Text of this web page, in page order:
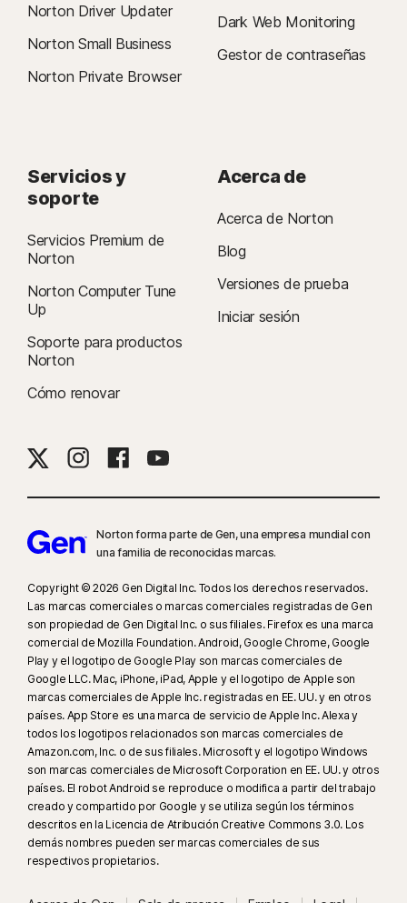
Norton Driver Updater
Norton Small Business
Norton Private Browser
Dark Web Monitoring
Gestor de contraseñas
Servicios y
soporte
Servicios Premium de
Norton
Norton Computer Tune
Up
Soporte para productos
Norton
Cómo renovar
Acerca de
Acerca de Norton
Blog
Versiones de prueba
Iniciar sesión
Norton forma parte de Gen, una empresa mundial con
una familia de reconocidas marcas.
Copyright © 2026 Gen Digital Inc. Todos los derechos reservados.
Las marcas comerciales o marcas comerciales registradas de Gen
son propiedad de Gen Digital Inc. o sus filiales. Firefox es una marca
comercial de Mozilla Foundation. Android, Google Chrome, Google
Play y el logotipo de Google Play son marcas comerciales de
Google LLC. Mac, iPhone, iPad, Apple y el logotipo de Apple son
marcas comerciales de Apple Inc. registradas en EE. UU. y en otros
países. App Store es una marca de servicio de Apple Inc. Alexa y
todos los logotipos relacionados son marcas comerciales de
Amazon.com, Inc. o de sus filiales. Microsoft y el logotipo Windows
son marcas comerciales de Microsoft Corporation en EE. UU. y otros
países. El robot Android se reproduce o modifica a partir del trabajo
creado y compartido por Google y se utiliza según los términos
descritos en la Licencia de Atribución Creative Commons 3.0. Los
demás nombres pueden ser marcas comerciales de sus
respectivos propietarios.